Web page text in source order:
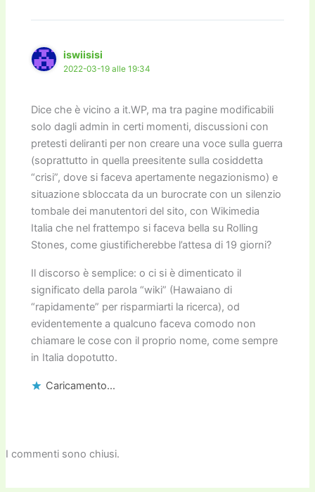
iswiisisi
2022-03-19 alle 19:34
Dice che è vicino a it.WP, ma tra pagine modificabili
solo dagli admin in certi momenti, discussioni con
pretesti deliranti per non creare una voce sulla guerra
(soprattutto in quella preesitente sulla cosiddetta
“crisi”, dove si faceva apertamente negazionismo) e
situazione sbloccata da un burocrate con un silenzio
tombale dei manutentori del sito, con Wikimedia
Italia che nel frattempo si faceva bella su Rolling
Stones, come giustificherebbe l’attesa di 19 giorni?
Il discorso è semplice: o ci si è dimenticato il
significato della parola “wiki” (Hawaiano di
“rapidamente” per risparmiarti la ricerca), od
evidentemente a qualcuno faceva comodo non
chiamare le cose con il proprio nome, come sempre
in Italia dopotutto.
Caricamento...
I commenti sono chiusi.